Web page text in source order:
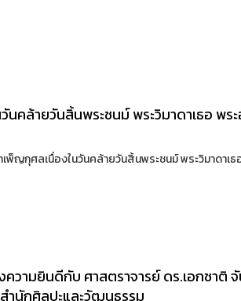
คล้ายวันสิ้นพระชนม์ พระวิมาดาเธอ พระ
ญกุศลเนื่องในวันคล้ายวันสิ้นพระชนม์ พระวิมาดาเ
วามยินดีกับ ศาสตราจารย์ ดร.เอกชาติ จั
นักศิลปะและวัฒนธรรม